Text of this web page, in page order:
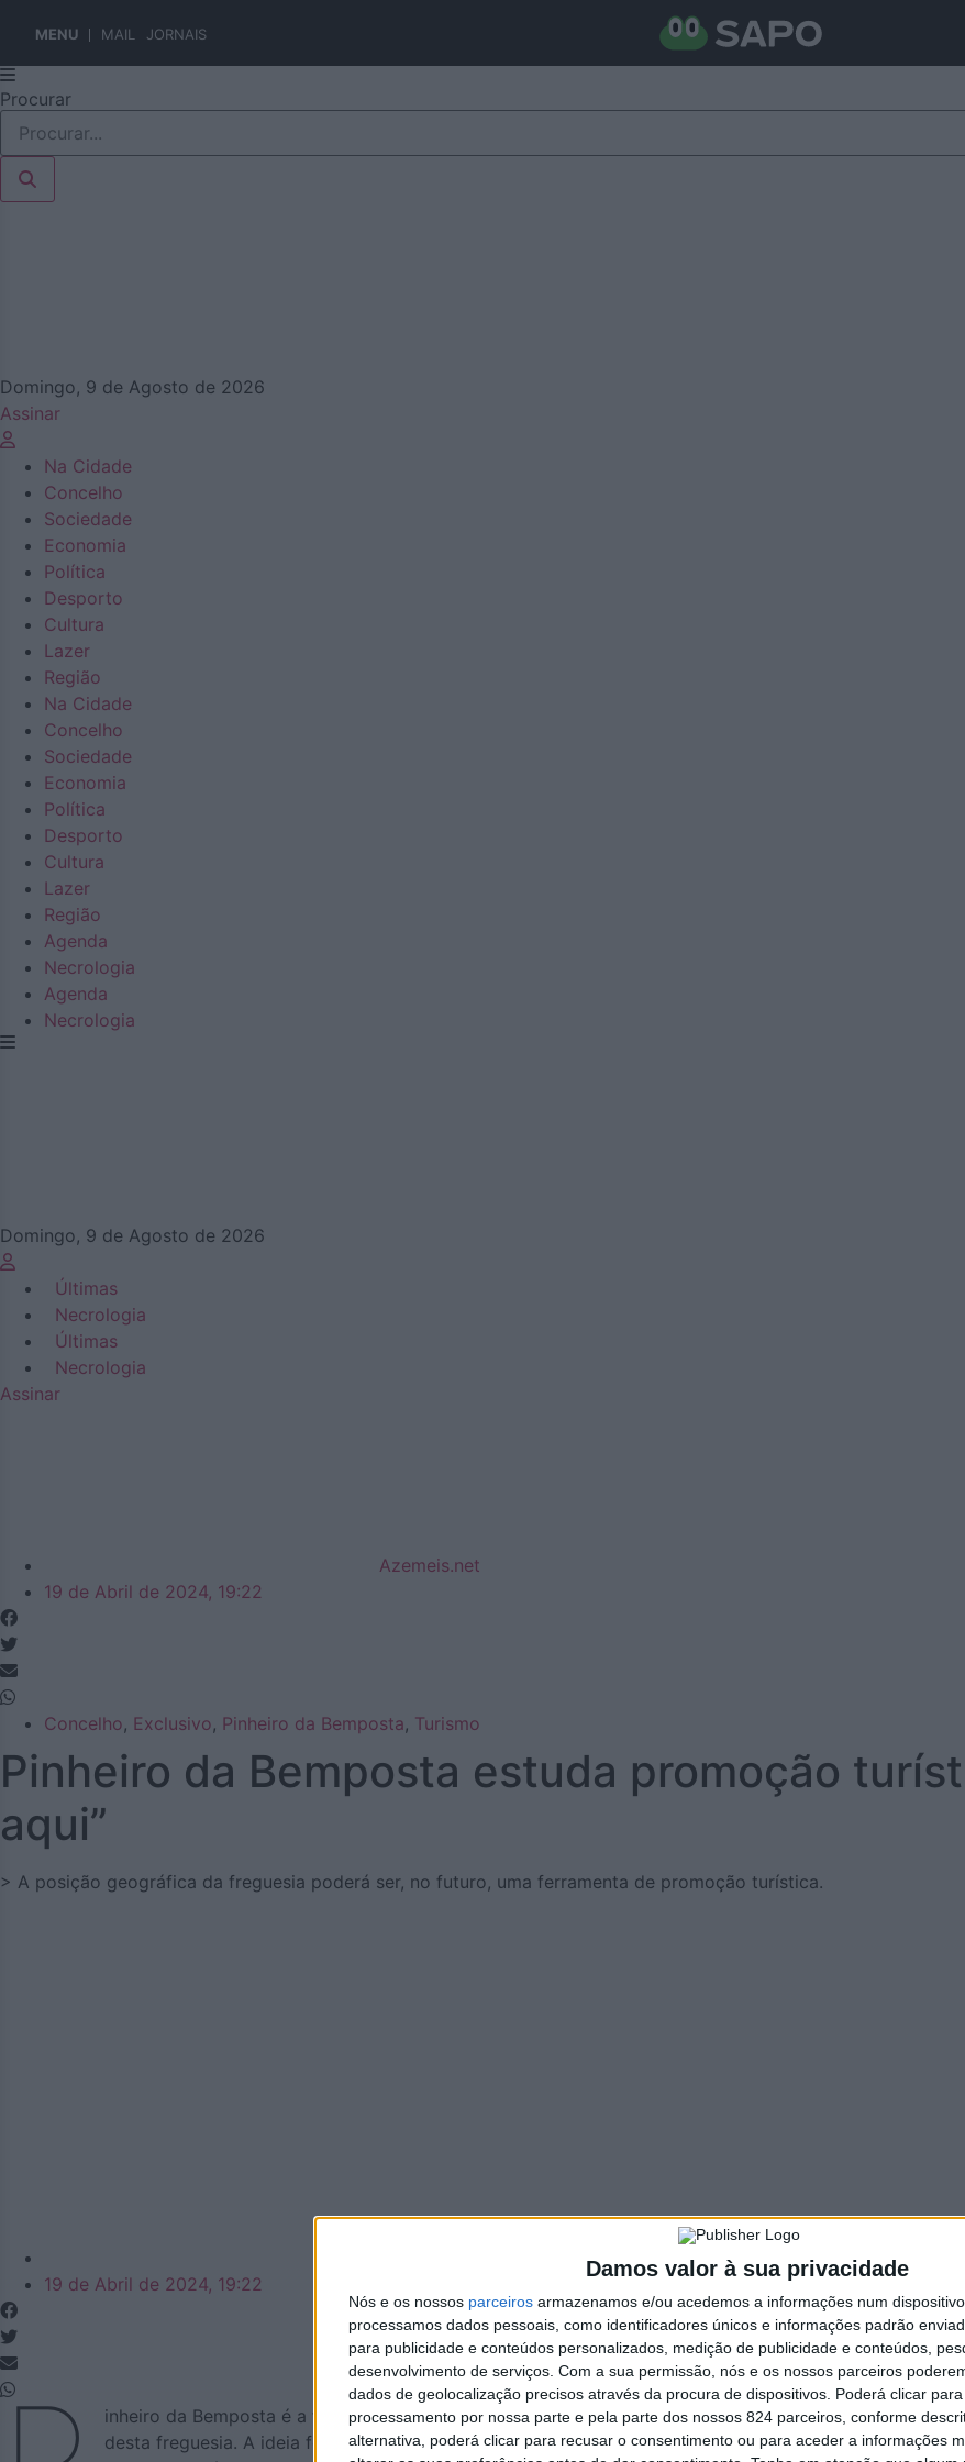
MENU MAIL JORNAIS
Damos valor à sua privacidade
Nós e os nossos parceiros armazenamos e/ou acedemos a informações num
processamos dados pessoais, como identificadores únicos e informações padrão
para publicidade e conteúdos personalizados, medição de publicidade e conteúdos,
desenvolvimento de serviços. Com a sua permissão, nós e os nossos parceiros
dados de geolocalização precisos através da procura de dispositivos. Poderá clicar
processamento por nossa parte e pela parte dos nossos 824 parceiros, conforme
alternativa, poderá clicar para recusar o consentimento ou para aceder a informações
Pular
para
conteúdo
Procurar
Domingo, 9 de Agosto de 2026
Assinar
Na Cidade
Concelho
Sociedade
Economia
Política
Desporto
Cultura
Lazer
Região
Na Cidade
Concelho
Sociedade
Economia
Política
Desporto
Cultura
Lazer
Região
Agenda
Necrologia
Agenda
Necrologia
Domingo, 9 de Agosto de 2026
Últimas
Necrologia
Últimas
Necrologia
Assinar
Azemeis.net
19 de Abril de 2024, 19:22
Concelho, Exclusivo, Pinheiro da Bemposta, Turismo
Pinheiro da Bemposta estuda promoção
aqui”
> A posição geográfica da freguesia poderá ser, no futuro, uma ferramenta de promoção turística.
19 de Abril de 2024, 19:22
inheiro da Bemposta é a freguesia mais a sul da Área Metropolitana do Porto. Esta posição
desta freguesia. A ideia foi lançada nas últimas reuniões da União de Freguesias de Pinheiro da